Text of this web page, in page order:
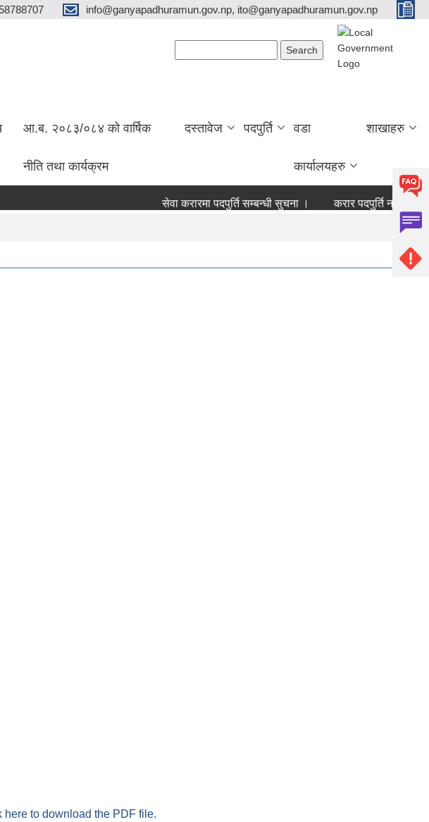
info@ganyapadhuramun.gov.np, ito@ganyapadhuramun.gov.np
आ.ब. २०८३/०८४ को वार्षिक
नीति तथा कार्यक्रम
दस्तावेज पदपुर्ति वडा
कार्यालयहरु
शाखाहरु
सेवा करारमा पदपुर्ति सम्बन्धी सुचना । करार पदपुर्ति नतिजा
here to download the PDF file.